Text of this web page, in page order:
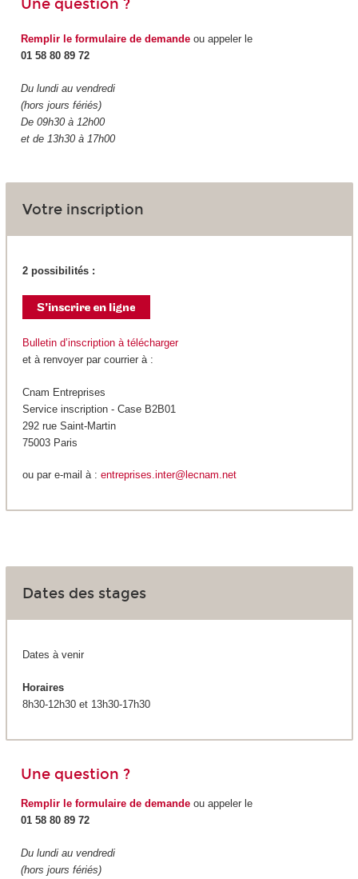
Une question ?
Remplir le formulaire de demandeou appeler le
01 58 80 89 72
Du lundi au vendredi
(hors jours fériés)
De 09h30 à 12h00
et de 13h30 à 17h00
Votre inscription
2 possibilités :
Bulletin d’inscription à télécharger
et à renvoyer par courrier à :
Cnam Entreprises
Service inscription - Case B2B01
292 rue Saint-Martin
75003 Paris
ou par e-mail à : entreprises.inter@lecnam.net
Dates des stages
Dates à venir
Horaires
8h30-12h30 et 13h30-17h30
Une question ?
Remplir le formulaire de demandeou appeler le
01 58 80 89 72
Du lundi au vendredi
(hors jours fériés)